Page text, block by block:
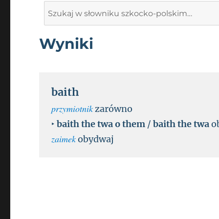
Wyniki
baith
przymiotnikzarówno
‣baith the twa o them /baith the twa
zaimekobydwaj